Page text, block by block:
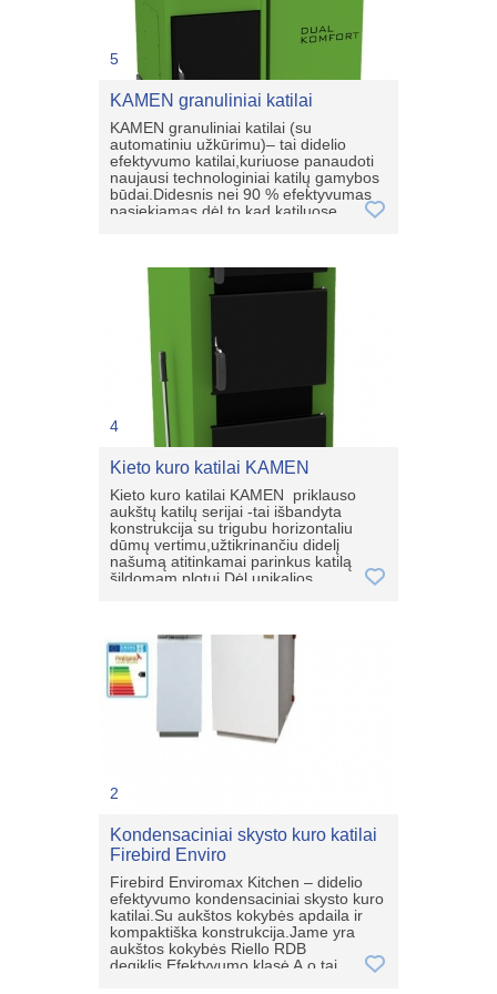
5
KAMEN granuliniai katilai
KAMEN granuliniai katilai (su
automatiniu užkūrimu)– tai didelio
efektyvumo katilai,kuriuose panaudoti
naujausi technologiniai katilų gamybos
būdai.Didesnis nei 90 % efektyvumas
pasiekiamas dėl to,kad katiluose
plieno degiklis.Katilų korpusas
pagamintas iš 6 mm storio katilinio
plieno.Katiluose įrengta papildoma
pakura,kurioje galima kūrenti
malkas,briketus ir t.t.Dėl unikalios
konstrukcijos,norint kūrenti kietąjį
kurą,nereikia išiminėti degiklio.Dėl to
katilas tampa ypač universalus.Kuras:
medžio granulės,grūdai.Papildomas
kuras:briketai,malkos.
4
Kieto kuro katilai KAMEN
Kieto kuro katilai KAMEN priklauso
aukštų katilų serijai -tai išbandyta
konstrukcija su trigubu horizontaliu
dūmų vertimu,užtikrinančiu didelį
našumą atitinkamai parinkus katilą
šildomam plotui.Dėl unikalios
sumontuotos didelės kuro įkrovos
durelės,dėl to katile patogiausia kurenti
malkas ir kitą kietąjį kurą.Katilo
šilumokaitis ir ardeliai pagaminti iš 6
mm storio katilinio plieno.Siekiant
sumažinti šilumos praradimą,katilas
izoliuotas mineraline vata ir padengtas
nemokamas,konsultuojame ir
klientui,taip pat galime sumontuoti
katilą. Mob.063556155
2
Kondensaciniai skysto kuro katilai
Firebird Enviro
Firebird Enviromax Kitchen – didelio
efektyvumo kondensaciniai skysto kuro
katilai.Su aukštos kokybės apdaila ir
kompaktiška konstrukcija.Jame yra
aukštos kokybės Riello RDB
degiklis.Efektyvumo klasė A,o tai